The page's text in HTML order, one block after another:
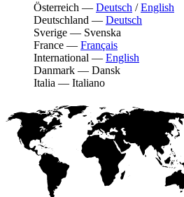
Österreich — Deutsch /English
Deutschland — Deutsch
Sverige — Svenska
France — Français
International — English
Danmark — Dansk
Italia — Italiano